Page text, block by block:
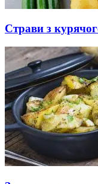
Страви з